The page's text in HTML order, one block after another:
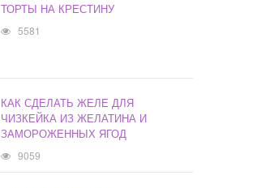
ТОРТЫ НА КРЕСТИНУ
5581
КАК СДЕЛАТЬ ЖЕЛЕ ДЛЯ
ЧИЗКЕЙКА ИЗ ЖЕЛАТИНА И
ЗАМОРОЖЕННЫХ ЯГОД
9059